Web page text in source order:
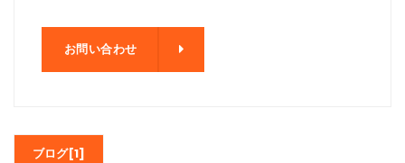
お問い合わせ
ブログ[1]